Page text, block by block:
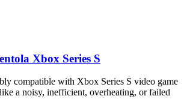
Xbox Series S
compatible with Xbox Series S video game
a noisy, inefficient, overheating, or failed